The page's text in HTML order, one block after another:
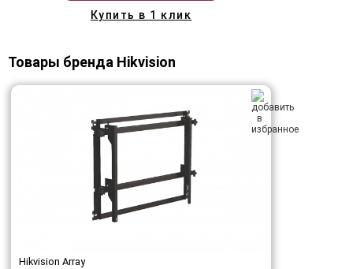
Купить в 1 клик
Товары бренда Hikvision
Hikvision Array